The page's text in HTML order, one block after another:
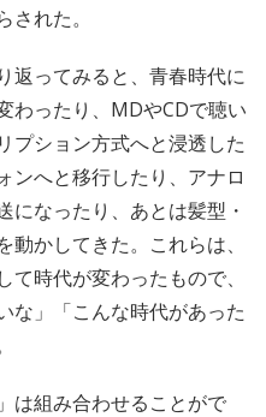
れた。
返ってみると、青春時代に
わったり、MDやCDで聴い
プション方式へと浸透した
ンへと移行したり、アナロ
になったり、あとは髪型・
かしてきた。これらは、
時代が変わったもので、
な」「こんな時代があった
は組み合わせることがで